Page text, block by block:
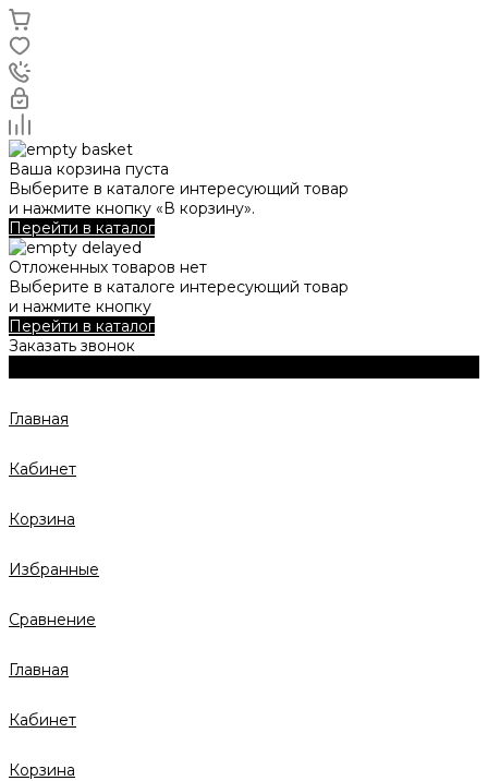
Ваша корзина пуста
Выберите в каталоге интересующий товар
и нажмите кнопку «В корзину».
Перейти в каталог
Отложенных товаров нет
Выберите в каталоге интересующий товар
и нажмите кнопку
Перейти в каталог
Заказать звонок
Главная
Кабинет
Корзина
Избранные
Сравнение
Главная
Кабинет
Корзина